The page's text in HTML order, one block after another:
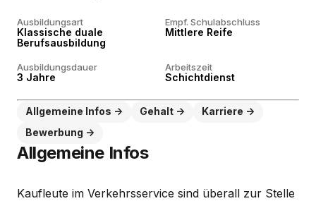
Ausbildungsart
Klassische duale
Berufsausbildung
Empf. Schulabschluss
Mittlere Reife
Ausbildungsdauer
3 Jahre
Arbeitszeit
Schichtdienst
Allgemeine Infos Gehalt
Karriere
Bewerbung
Allgemeine Infos
Kaufleute im Verkehrsservice sind überall zur Stelle